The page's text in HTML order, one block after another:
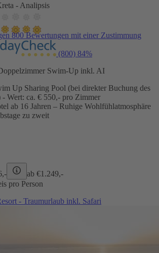
- Analipsis
800 Bewertungen mit einer Zustimmung
(800) 84%
Swim-Up inkl. AI
Up Sharing Pool (bei direkter Buchung des
Wert: ca. € 550,- pro Zimmer
ab 16 Jahren – Ruhige Wohlfühlatmosphäre
zu zweit
ab €1.249,-
pro Person
- Traumurlaub inkl. Safari